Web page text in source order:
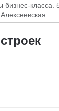
бизнес-класса.
Алексеевская.